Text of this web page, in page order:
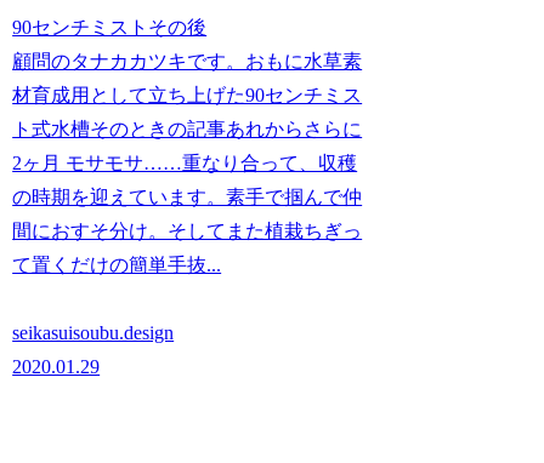
90センチミストその後
顧問のタナカカツキです。おもに水草素
材育成用として立ち上げた90センチミス
ト式水槽そのときの記事あれからさらに
2ヶ月 モサモサ……重なり合って、収穫
の時期を迎えています。素手で掴んで仲
間におすそ分け。そしてまた植栽ちぎっ
て置くだけの簡単手抜...
seikasuisoubu.design
2020.01.29